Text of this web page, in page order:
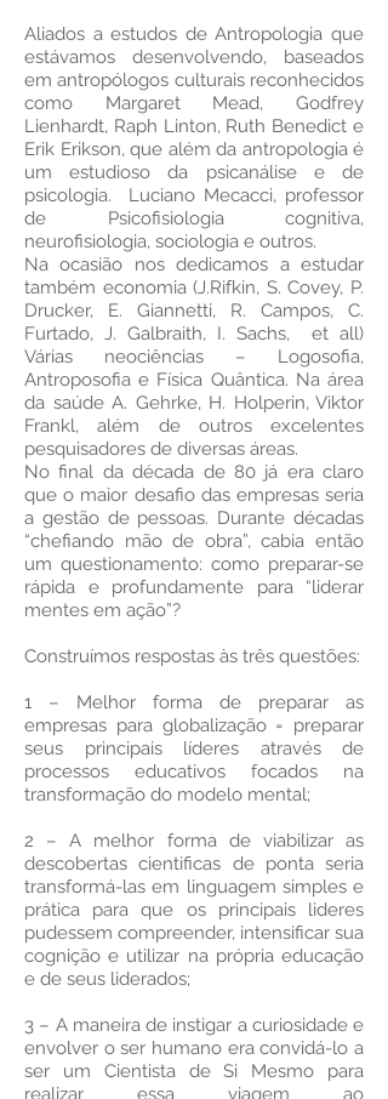
Aliados a estudos de Antropologia que
estávamos desenvolvendo, baseados
em antropólogos culturais reconhecidos
como Margaret Mead, Godfrey
Lienhardt, Raph Linton, Ruth Benedict e
Erik Erikson, que além da antropologia é
um estudioso da psicanálise e de
psicologia. Luciano Mecacci, professor
de Psicofisiologia cognitiva,
neurofisiologia, sociologia e outros.
Na ocasião nos dedicamos a estudar
também economia (J.Rifkin, S. Covey, P.
Drucker, E. Giannetti, R. Campos, C.
Furtado, J. Galbraith, I. Sachs, et all)
Várias neociências – Logosofia,
Antroposofia e Física Quântica. Na área
da saúde A. Gehrke, H. Holperin, Viktor
Frankl, além de outros excelentes
pesquisadores de diversas áreas.
No final da década de 80 já era claro
que o maior desafio das empresas seria
a gestão de pessoas. Durante décadas
“chefiando mão de obra”, cabia então
um questionamento: como preparar-se
rápida e profundamente para “liderar
mentes em ação”?
Construímos respostas às três questões:
1 – Melhor forma de preparar as
empresas para globalização = preparar
seus principais líderes através de
processos educativos focados na
transformação do modelo mental;
2 – A melhor forma de viabilizar as
descobertas cientificas de ponta seria
transformá-las em linguagem simples e
prática para que os principais lideres
pudessem compreender, intensificar sua
cognição e utilizar na própria educação
e de seus liderados;
3 – A maneira de instigar a curiosidade e
envolver o ser humano era convidá-lo a
ser um Cientista de Si Mesmo para
realizar essa viagem ao